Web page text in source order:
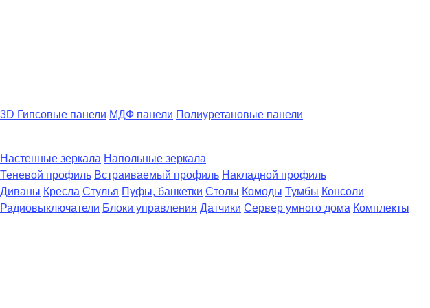
3D Гипсовые панели МДФ панели Полиуретановые панели
Настенные зеркала Напольные зеркала
Теневой профиль Встраиваемый профиль Накладной профиль
Диваны Кресла Стулья Пуфы, банкетки Столы Комоды Тумбы Консоли
Радиовыключатели Блоки управления Датчики Сервер умного дома Комплекты